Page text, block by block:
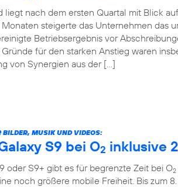
nach dem ersten Quartal mit Blick
steigerte das Unternehmen das
Betriebsergebnis vor
für den starken Anstieg waren
von Synergien aus der […]
BILDER, MUSIK UND VIDEOS:
S9 bei O2 inklusive
oder S9+ gibt es für begrenzte Zeit bei O2
noch größere mobile Freiheit. Bis zum